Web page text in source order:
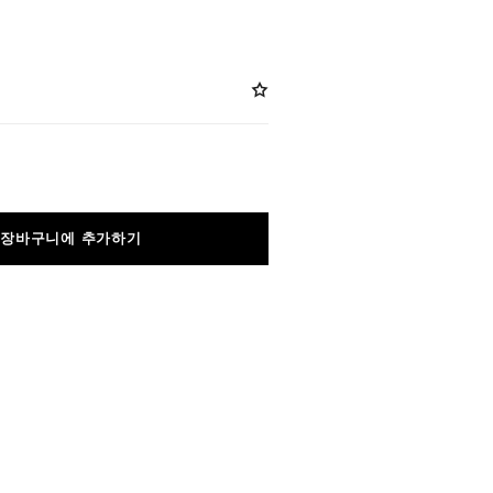
장바구니에 추가하기